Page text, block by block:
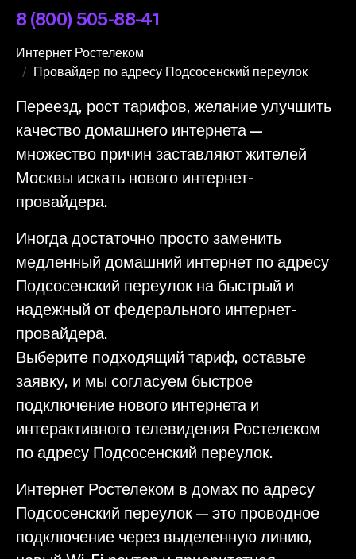
8 (800) 505-88-41
Интернет Ростелеком
Провайдер по адресу Подсосенский переулок
Переезд, рост тарифов, желание улучшить
качество домашнего интернета —
множество причин заставляют жителей
Москвы искать нового интернет-
провайдера.
Иногда достаточно просто заменить
медленный домашний интернет по адресу
Подсосенский переулок на быстрый и
надежный от федерального интернет-
провайдера.
Выберите подходящий тариф, оставьте
заявку, и мы согласуем быстрое
подключение нового интернета и
интерактивного телевидения Ростелеком
по адресу Подсосенский переулок.
Интернет Ростелеком в домах по адресу
Подсосенский переулок — это проводное
подключение через выделенную линию,